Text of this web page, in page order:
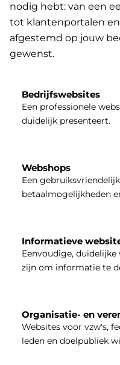
nodig hebt: van een
tot klantenportalen
afgestemd op jouw
gewenst.
Bedrijfswebsites
Een professionele
duidelijk presenteert.
Webshops
Een
betaalmogelijkheden
Informatieve
Eenvoudige,
zijn om informatie te
Organisatie- en
Websites voor vzw's,
leden en doelpubliek